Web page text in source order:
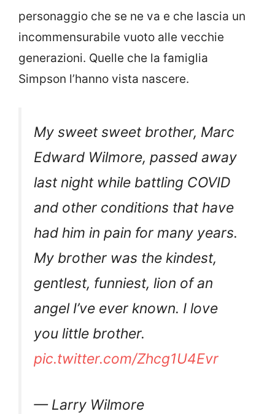
personaggio che se ne va e che lascia un
incommensurabile vuoto alle vecchie
generazioni. Quelle che la famiglia
Simpson l’hanno vista nascere.
My sweet sweet brother, Marc
Edward Wilmore, passed away
last night while battling COVID
and other conditions that have
had him in pain for many years.
My brother was the kindest,
gentlest, funniest, lion of an
angel I’ve ever known. I love
you little brother.
pic.twitter.com/Zhcg1U4Evr
— Larry Wilmore